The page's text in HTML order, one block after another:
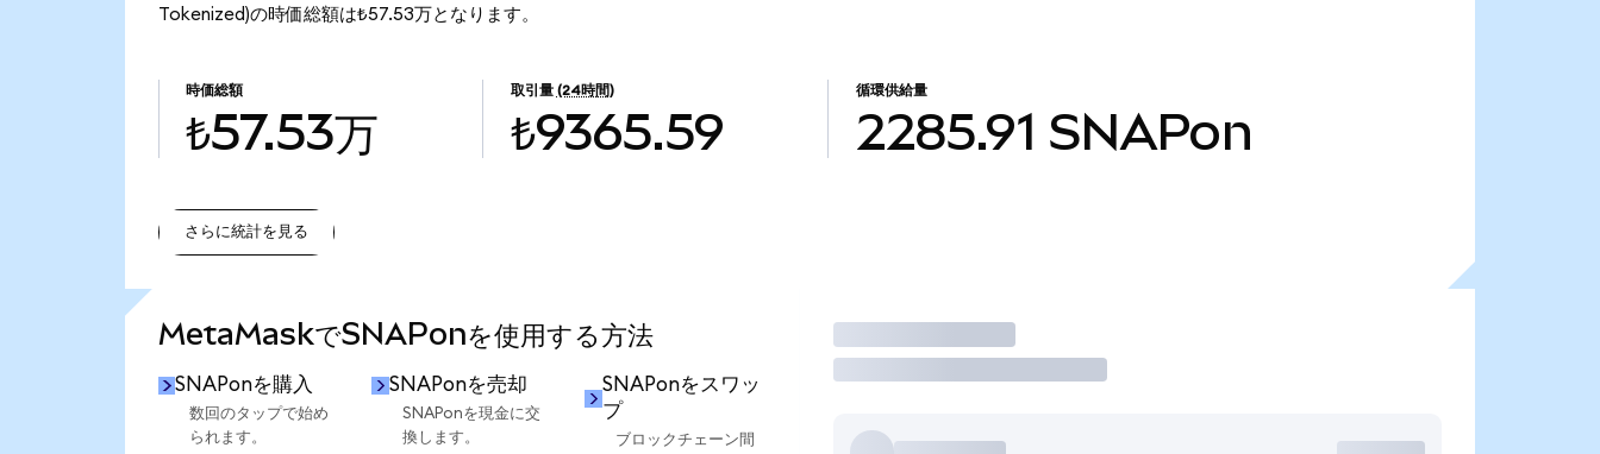
Tokenized)の時価総額は₺57.53万となります。
時価総額
₺57.53万
取引量 (24時間)
₺9365.59
循環供給量
2285.91 SNAPon
さらに統計を見る
MetaMaskでSNAPonを使用する方法
SNAPonを購入
数回のタップで始め
られます。
SNAPonを売却
SNAPonを現金に交
換します。
SNAPonをスワッ
プ
ブロックチェーン間
取引